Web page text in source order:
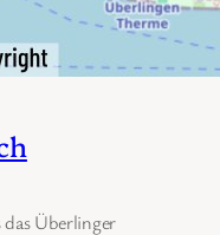
das Überlinger